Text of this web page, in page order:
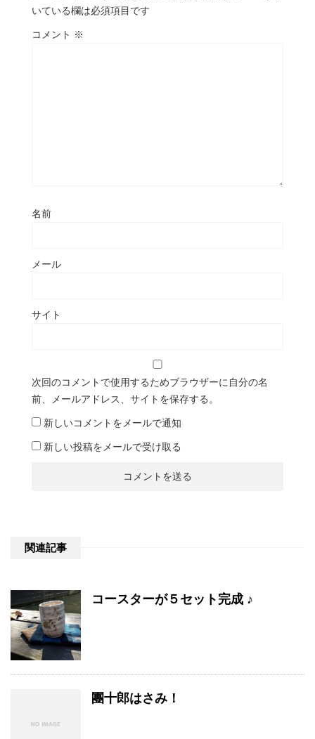
いている欄は必須項目です
コメント ※
名前
メール
サイト
次回のコメントで使用するためブラウザーに自分の名
前、メールアドレス、サイトを保存する。
新しいコメントをメールで通知
新しい投稿をメールで受け取る
関連記事
コースターが５セット完成 ♪
團十郎はさみ！